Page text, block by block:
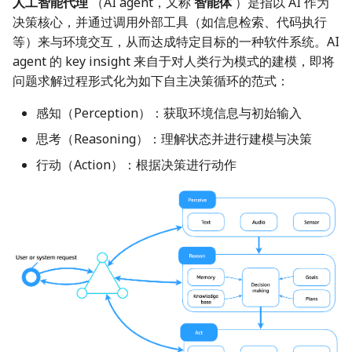
s
e
a
压缩包分析
磁盘内存分析
数字签名
攻击思想总结
Language related
Hardware
5. 规划与控制（Planning &
Control）
从 “模型调用” 到“系统行为”
CTF 与 AI Agent
What's next...?
Smart Contract Reverse
学习资源
决策核心，并通过调用外部工具（如信息检索、代码执行
等）来与环境交互，从而达成特定目标的一种软件系统。AI
agent 的 key insight 来自于对人类行为模式的建模，即将
问题求解过程形式化为如下自主决策循环的范式：
感知（Perception）：获取环境信息与初始输入
思考（Reasoning）：理解状态并进行建模与决策
行动（Action）：根据决策进行动作